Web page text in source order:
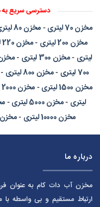
دسترسی سریع به
مخزن 70 لیتری -مخزن 80 لیتری
مخزن 200 لیتری
-مخزن 220 لیتری
لیتری-مخزن 300 لیتری -مخزن 350
700 لیتری
-مخزن 800 لیتری -
مخزن 1500 لیتری
-مخزن 2000 لیتری
لیتری-مخزن 5000 لیتری -مخزن
مخزن 10000 لیتری
-مخزن 15000 لیتری
درباره ما
مخزن آب دات کام به عنوان